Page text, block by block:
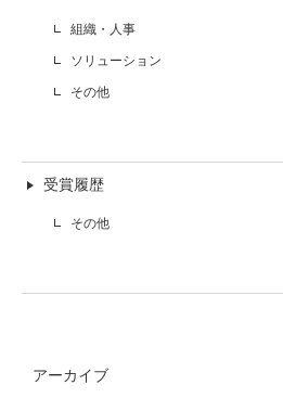
組織・人事
ソリューション
その他
受賞履歴
その他
アーカイブ